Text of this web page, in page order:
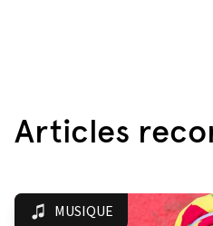
Articles
MUSIQUE